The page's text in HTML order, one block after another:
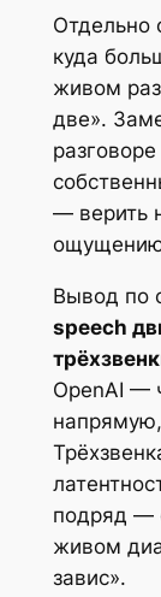
Отдельно
куда
живом
две».
— верить
Вывод по
speech
OpenAI —
подряд —
живом
завис».